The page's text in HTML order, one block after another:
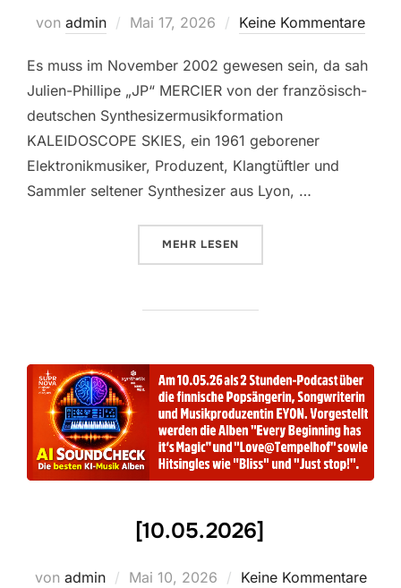
von admin
Veröffentlicht
Mai 17, 2026 Keine Kommentare
Es muss im November 2002 gewesen sein, da sah
Julien-Phillipe „JP“ MERCIER von der französisch-
deutschen Synthesizermusikformation
KALEIDOSCOPE SKIES, ein 1961 geborener
Elektronikmusiker, Produzent, Klangtüftler und
Sammler seltener Synthesizer aus Lyon, …
MEHR ÜBER „[17.05.2026]“
LESEN
[10.05.2026]
von admin
Veröffentlicht
Mai 10, 2026 Keine Kommentare